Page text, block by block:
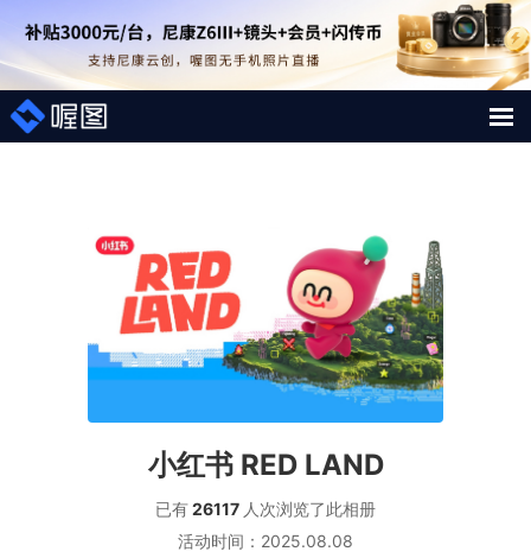
照片案例
短视频直播案例
图片直播系统
小红书 RED LAND
已有26117 人次浏览了此相册
活动时间： 2025.08.08